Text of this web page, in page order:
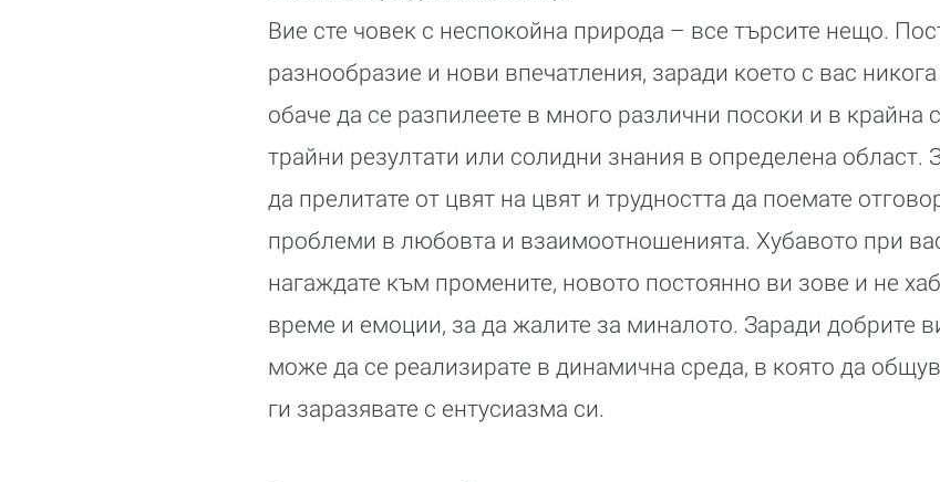
Вие сте човек с неспокойна природа – все търсите нещо.
разнообразие и нови впечатления, заради което с вас
обаче да се разпилеете в много различни посоки и в крайна
трайни резултати или солидни знания в определена област.
да прелитате от цвят на цвят и трудността да поемате
проблеми в любовта и взаимоотношенията. Хубавото при
нагаждате към промените, новото постоянно ви зове и не
време и емоции, за да жалите за миналото. Заради добрите
може да се реализирате в динамична среда, в която да
ги заразявате с ентусиазма си.